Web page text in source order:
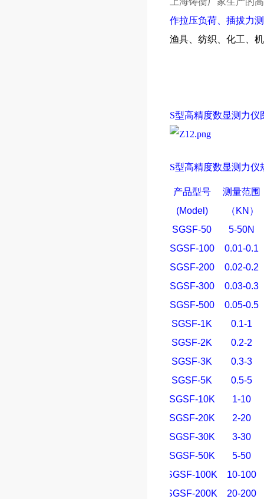
作拉压负荷、插拔力
渔具、纺织、化工、
S型高精度数显测力仪
S型高精度数显测力仪
产品型号
(Model)
测量范围
（ KN ）
SGSF-50
5-50N
SGSF-100
0.01-0.1
SGSF-200
0.02-0.2
SGSF-300
0.03-0.3
SGSF-500
0.05-0.5
SGSF-1K
0.1-1
SGSF-2K
0.2-2
SGSF-3K
0.3-3
SGSF-5K
0.5-5
SGSF-10K
1-10
SGSF-20K
2-20
SGSF-30K
3-30
SGSF-50K
5-50
SGSF-100K
10-100
SGSF-200K
20-200